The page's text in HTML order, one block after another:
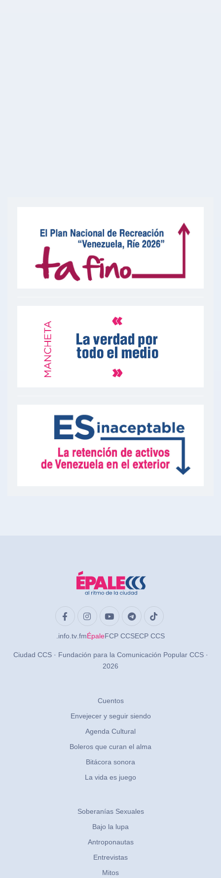
.info.tv.fmÉpaleFCP CCSECP CCS
Ciudad CCS · Fundación para la Comunicación Popular CCS ·
2026
Cuentos
Envejecer y seguir siendo
Agenda Cultural
Boleros que curan el alma
Bitácora sonora
La vida es juego
Soberanías Sexuales
Bajo la lupa
Antroponautas
Entrevistas
Mitos